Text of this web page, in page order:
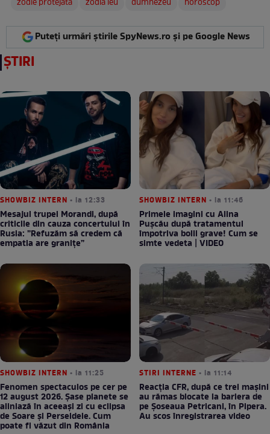
zodie protejata zodia leu dumnezeu horoscop
Puteți urmări știrile SpyNews.ro și pe Google News
ȘTIRI
SHOWBIZ INTERN • la 12:33
Mesajul trupei Morandi, după
criticile din cauza concertului în
Rusia: ”Refuzăm să credem că
empatia are granițe”
SHOWBIZ INTERN • la 11:46
Primele imagini cu Alina
Pușcău după tratamentul
împotriva bolii grave! Cum se
simte vedeta | VIDEO
SHOWBIZ INTERN • la 11:25
Fenomen spectaculos pe cer pe
12 august 2026. Șase planete se
aliniază în aceeași zi cu eclipsa
de Soare și Perseidele. Cum
poate fi văzut din România
STIRI INTERNE • la 11:14
Reacția CFR, după ce trei mașini
au rămas blocate la bariera de
pe Șoseaua Petricani, în Pipera.
Au scos înregistrarea video